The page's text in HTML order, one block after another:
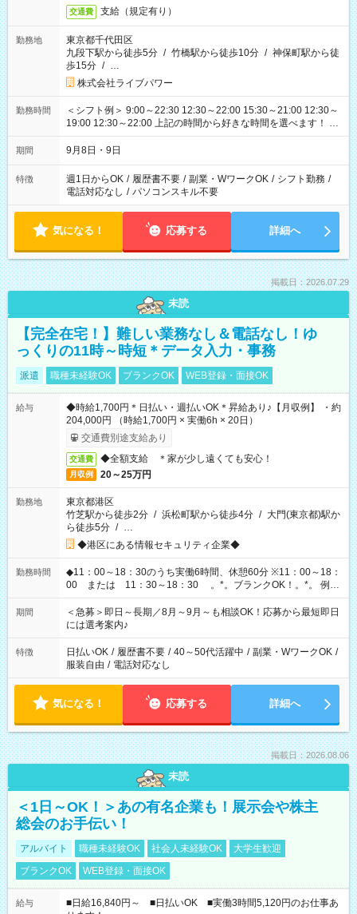
交通費 支給（規定有り）
勤務地
東京都千代田区
九段下駅から徒歩5分 / 竹橋駅から徒歩10分 / 神保町駅から徒
歩15分 / …
株式会社ライブパワー
勤務時間
＜シフト例＞ 9:00～22:30 12:30～22:00 15:30～21:00 12:30～
19:00 12:30～22:00 上記の時間から好きな時間を選べます！ ※
時間は変更となる可能性があります
期間 9月8日・9日
特徴 週1日からOK / 履歴書不要 / 副業・WワークOK / シフト勤務 /
電話対応なし / パソコンスキル不要
気になる！ 応募する 詳細へ
掲載日：2026.07.29
未読
【完全在宅！】難しい業務なし＆電話なし！ゆ
っくりの11時～時短＊データ入力・事務
派遣 職種未経験OK ブランクOK WEB登録・面接OK
給与
◆時給1,700円＊日払い・週払いOK＊昇給あり♪【月収例】 ・約
204,000円 （時給1,700円 × 実働6h × 20日）
交通費別途支給あり
交通費 ◆全額支給 ＊家が少し遠くても安心！
月収例 20～25万円
勤務地
東京都港区
竹芝駅から徒歩2分 / 浜松町駅から徒歩4分 / 大門(東京都)駅か
ら徒歩5分 / …
◆港区にある情報セキュリティ企業◆
勤務時間
◆11：00～18：30のうち実働6時間、休憩60分 ※11：00～18：
00 または 11：30～18：30 。*。ブランクOK！。*。 例え
ば前職が、 在宅/財団法人/事務/コールセンター/受付/販売/カフェ
スタッフ スイーツ販売/ホテルフロント/化粧品販売/など 様々な
業界から入社して活躍されています♪
期間
＜急募＞即日～長期／8月～9月～も相談OK！応募から最短即日
には選考案内♪
特徴 日払いOK / 履歴書不要 / 40～50代活躍中 / 副業・WワークOK /
服装自由 / 電話対応なし
気になる！ 応募する 詳細へ
掲載日：2026.08.06
未読
＜1日～OK！＞あの有名企業も！展示会や株主
総会のお手伝い！
アルバイト 職種未経験OK 社会人未経験OK
大学生歓迎
ブランクOK
WEB登録・面接OK
給与
■日給16,840円～ ■日払いOK ■実働3時間5,120円のお仕事あ